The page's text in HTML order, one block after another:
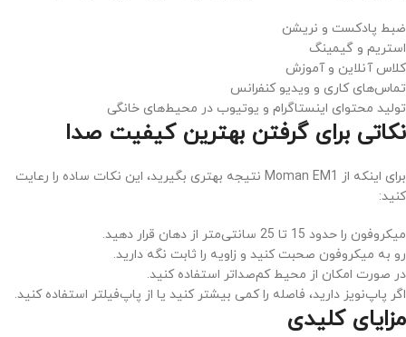
ضبط پادکست و نریشن
استریم و گیمینگ
کلاس آنلاین و آموزش
تماس‌های کاری و ویدیو کنفرانس
تولید محتوای اینستاگرام و یوتیوب در محیط‌های خانگی
نکاتی برای گرفتن بهترین کیفیت صدا
برای اینکه از Moman EM1 نتیجه بهتری بگیرید، این نکات ساده را رعایت
کنید:
میکروفون را حدود 15 تا 25 سانتی‌متر از دهان قرار دهید.
رو به میکروفون صحبت کنید و زاویه را ثابت نگه دارید.
در صورت امکان از محیط کم‌صداتر استفاده کنید.
اگر پاپ‌نویز دارید، فاصله را کمی بیشتر کنید یا از پاپ‌فیلتر استفاده کنید.
مزایای کلیدی